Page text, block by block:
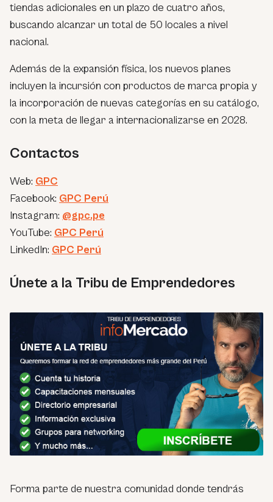
tiendas adicionales en un plazo de cuatro años,
buscando alcanzar un total de 50 locales a nivel
nacional.
Además de la expansión física, los nuevos planes
incluyen la incursión con productos de marca propia y
la incorporación de nuevas categorías en su catálogo,
con la meta de llegar a internacionalizarse en 2028.
Contactos
Web: GPC
Facebook: GPC Perú
Instagram: @gpc.pe
YouTube: GPC Perú
LinkedIn: GPC Perú
Únete a la Tribu de Emprendedores
Forma parte de nuestra comunidad donde tendrás